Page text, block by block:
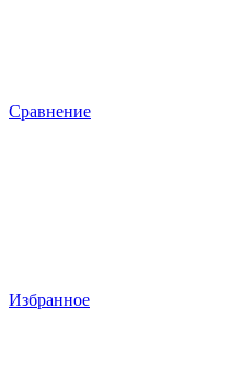
Сравнение
Избранное